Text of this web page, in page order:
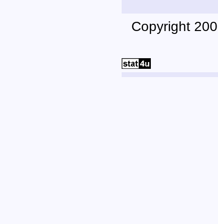
Copyright